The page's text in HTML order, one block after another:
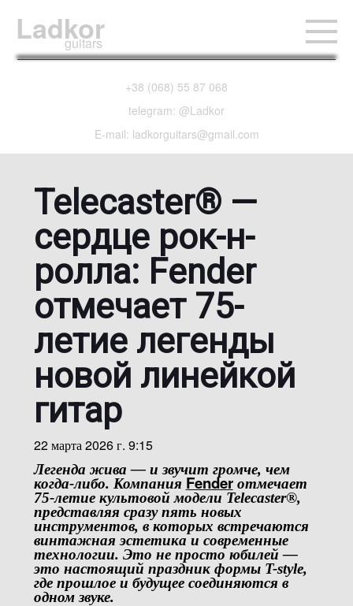
Ladkor
guitars
+38 (068) 55 87 068
telegram: @Ladkor
E-mail: ladkorguitars@gmail.com
Telecaster® —
сердце рок-н-
ролла: Fender
отмечает 75-
летие легенды
новой линейкой
гитар
22 марта 2026 г. 9:15
Легенда жива — и звучит громче, чем
когда-либо. Компания Fenderотмечает
75-летие культовой модели Telecaster®,
представляя сразу пять новых
инструментов, в которых встречаются
винтажная эстетика и современные
технологии. Это не просто юбилей —
это настоящий праздник формы T-style,
где прошлое и будущее соединяются в
одном звуке.